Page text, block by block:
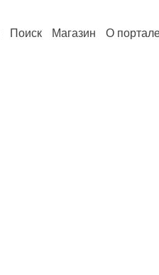
Поиск Магазин О